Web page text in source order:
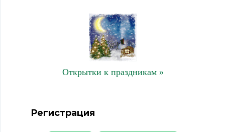
Открытки к праздникам »
Регистрация